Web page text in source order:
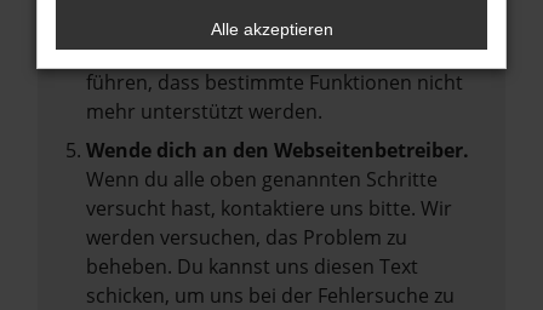
Veraltete Software birgt nicht nur ein
Sicherheitsrisiko, sondern kann auch dazu
führen, dass bestimmte Funktionen nicht
mehr unterstützt werden.
Wende dich an den Webseitenbetreiber.
Wenn du alle oben genannten Schritte
versucht hast, kontaktiere uns bitte. Wir
werden versuchen, das Problem zu
beheben. Du kannst uns diesen Text
schicken, um uns bei der Fehlersuche zu
Alle akzeptieren